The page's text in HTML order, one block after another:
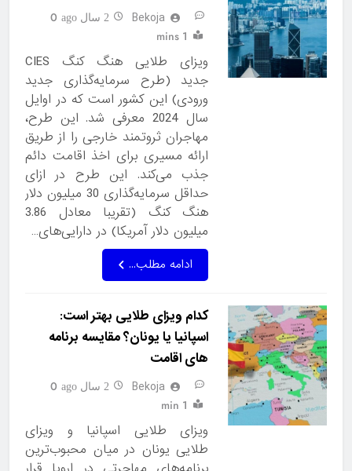
Bekoja 2 سال ago
0
1 mins
ویزای طلایی هنگ کنگ CIES
جدید (طرح سرمایه‌گذاری جدید
ورودی) این کشور است که در اوایل
سال 2024 معرفی شد. این طرح،
مهاجران ثروتمند خارجی را از طریق
ارائه مسیری برای اخذ اقامت دائم
جذب می‌کند. این طرح در ازای
حداقل سرمایه‌گذاری 30 میلیون دلار
هنگ کنگ (تقریبا معادل 3.86
میلیون دلار آمریکا) در دارایی‌های…
ادامه مطلب...
کدام ویزای طلایی بهتر است:
اسپانیا یا یونان؟ مقایسه برنامه
های اقامت
Bekoja 2 سال ago
0
1 min
ویزای طلایی اسپانیا و ویزای
طلایی یونان در میان محبوب‌ترین